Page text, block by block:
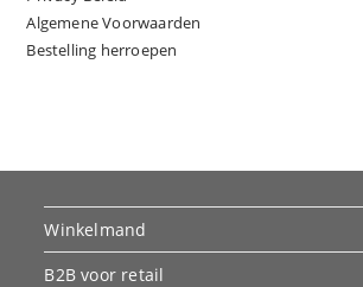
Algemene Voorwaarden
Bestelling herroepen
Winkelmand
B2B voor retail